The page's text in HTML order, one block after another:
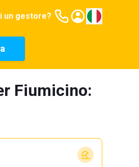
un gestore?
Fiumicino: